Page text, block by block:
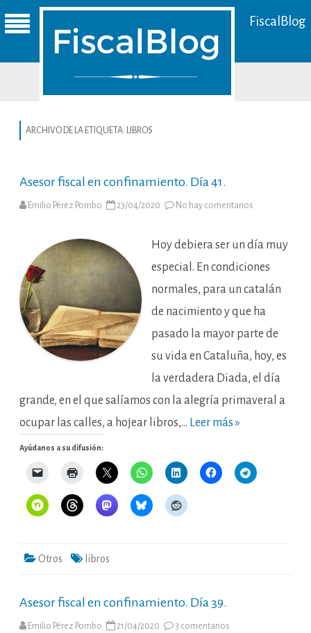
FiscalBlog
ARCHIVO DE LA ETIQUETA: LIBROS
Asesor fiscal en confinamiento. Día 41.
Emilio Pérez Pombo 23/04/2020 No hay comentarios
confinamiento.
41.
Hoy debiera ser un día muy
especial. En condiciones
normales, para un catalán
de nacimiento y que ha
pasado la mayor parte de
su vida en Cataluña, hoy, es
la verdadera Diada, el día
grande, en el que salíamos con la alegría primaveral a
ocupar las calles, a hojear libros,… Leer más »
Ayúdanos a su difusión:
Otros libros
Asesor fiscal en confinamiento. Día 39.
Emilio Pérez Pombo 21/04/2020 3 comentarios